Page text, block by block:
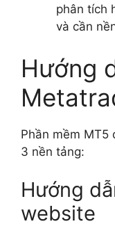
phân tích
và cần
Hướng
Phần mềm MT5
3 nền tảng:
Hướng
website